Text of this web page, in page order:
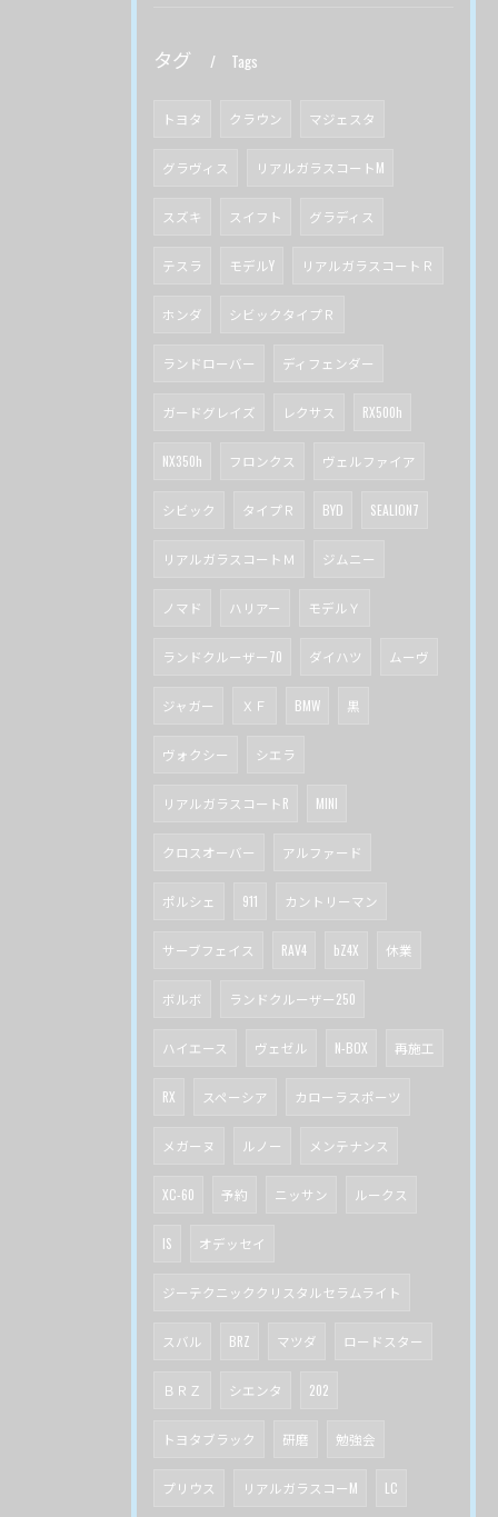
タグ Tags
トヨタ クラウン マジェスタ
グラヴィス リアルガラスコートM
スズキ スイフト グラディス
テスラ モデルY リアルガラスコートＲ
ホンダ シビックタイプＲ
ランドローバー ディフェンダー
ガードグレイズ レクサス RX500h
NX350h フロンクス ヴェルファイア
シビック タイプＲ BYD SEALION7
リアルガラスコートＭ ジムニー
ノマド ハリアー モデルＹ
ランドクルーザー70 ダイハツ ムーヴ
ジャガー ＸＦ BMW 黒
ヴォクシー シエラ
リアルガラスコートR MINI
クロスオーバー アルファード
ポルシェ 911 カントリーマン
サーブフェイス RAV4 bZ4X 休業
ボルボ ランドクルーザー250
ハイエース ヴェゼル N-BOX 再施工
RX スペーシア カローラスポーツ
メガーヌ ルノー メンテナンス
XC-60 予約 ニッサン ルークス
IS オデッセイ
ジーテクニッククリスタルセラムライト
スバル BRZ マツダ ロードスター
ＢＲＺ シエンタ 202
トヨタブラック 研磨 勉強会
プリウス リアルガラスコーM LC